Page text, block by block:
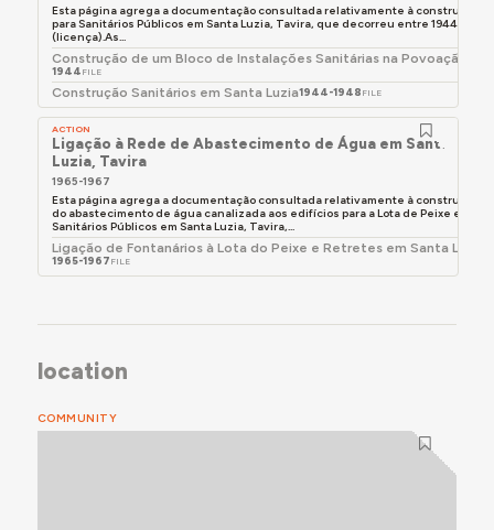
Esta página agrega a documentação consultada relativamente à construção
para Sanitários Públicos em Santa Luzia, Tavira, que decorreu entre 1944
(licença).As...
Construção de um Bloco de Instalações Sanitárias na Povoação de
1944 FILE
Construção Sanitários em Santa Luzia1944-1948 FILE
ACTION
Ligação à Rede de Abastecimento de Água em Santa
Luzia, Tavira
1965-1967
Esta página agrega a documentação consultada relativamente à construção
do abastecimento de água canalizada aos edifícios para a Lota de Peixe e
Sanitários Públicos em Santa Luzia, Tavira,...
Ligação de Fontanários à Lota do Peixe e Retretes em Santa Luzia
1965-1967 FILE
location
COMMUNITY